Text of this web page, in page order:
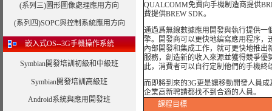
(系列三)圖形圖像處理應用方向
(系列四)SOPC與控制系統應用方向
嵌入式OS--3G手機操作系統
Symbian開發培訓初級和中級班
Symbian開發培訓高級班
Android系統與應用開發班
QUALCOMM免費向手機制造商提供
費提供BREW SDK。
通過爲無線數據應用開發與執行提供一
擎。開發商可以更快地編寫應用程序，
內部開發和集成工作，就可更快地推
服務，創造新的收入來源並獲得競爭優
此，消費者可以自行定制他們的手機終
而即將到來的3G更是讓移動開發人員
企業高新聘請都找不到合適的人員。
課程目標